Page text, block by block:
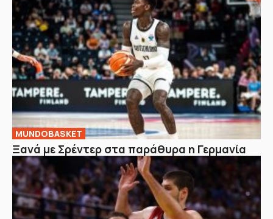
MUNDOBASKET
Ξανά με Σρέντερ στα παράθυρα η Γερμανία